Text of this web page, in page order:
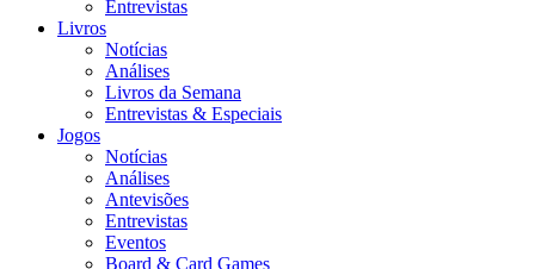
Entrevistas
Livros
Notícias
Análises
Livros da Semana
Entrevistas & Especiais
Jogos
Notícias
Análises
Antevisões
Entrevistas
Eventos
Board & Card Games